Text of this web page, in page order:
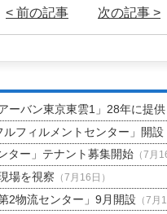
< 前の記事 次の記事 >
ーバン東京東雲1」28年に提供
フィルメントセンター」開設
ター」テナント募集開始（7月
場を視察 （7月16日）
2物流センター」9月開設 （7月